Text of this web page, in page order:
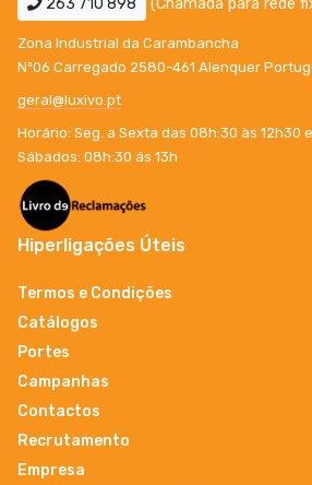
263 710 898 (Chamada para rede
Zona Industrial da Carambancha
Nº06 Carregado 2580-461 Alenquer
geral@luxivo.pt
Horário: Seg. a Sexta das 08h:30 às 12h30
Sábados: 08h:30 ás 13h
Hiperligações Úteis
Termos e Condições
Catálogos
Portes
Campanhas
Contactos
Recrutamento
Empresa